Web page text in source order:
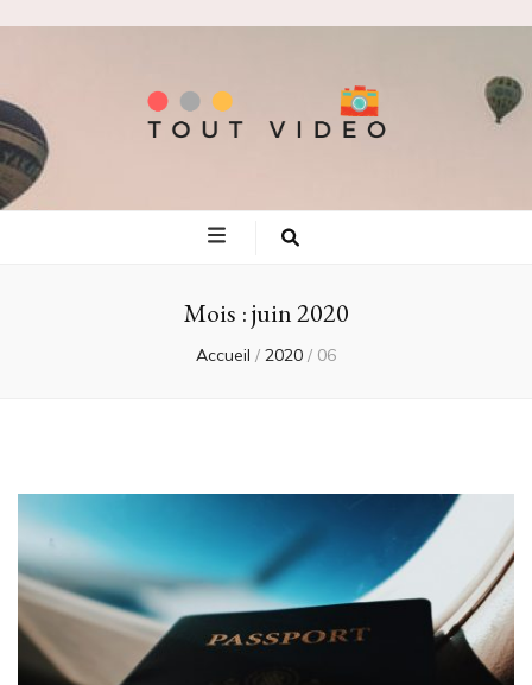
Tout video
Les meilleures adresses de voyage!
Mois :juin 2020
Accueil / 2020 / 06